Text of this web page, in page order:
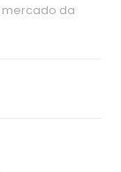
mercado da